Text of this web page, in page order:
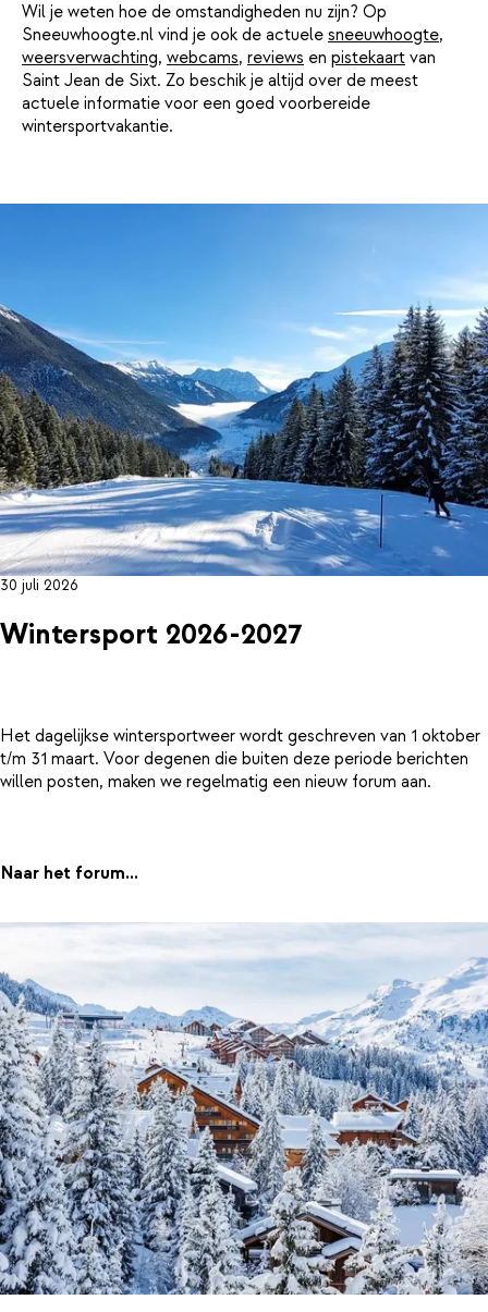
Wil je weten hoe de omstandigheden nu zijn? Op
Sneeuwhoogte.nl vind je ook de actuele sneeuwhoogte,
weersverwachting, webcams, reviews en pistekaart van
Saint Jean de Sixt. Zo beschik je altijd over de meest
actuele informatie voor een goed voorbereide
wintersportvakantie.
30 juli 2026
Wintersport 2026-2027
Het dagelijkse wintersportweer wordt geschreven van 1 oktober
t/m 31 maart. Voor degenen die buiten deze periode berichten
willen posten, maken we regelmatig een nieuw forum aan.
Naar het forum...